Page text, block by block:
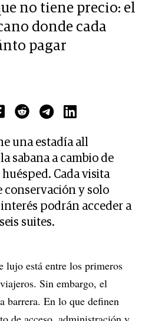
no tiene precio: el
donde cada
pagar
una estadía all
sabana a cambio de
Cada visita
conservación y solo
podrán acceder a
suites.
lujo está entre los primeros
Sin embargo, el
barrera. En lo que definen